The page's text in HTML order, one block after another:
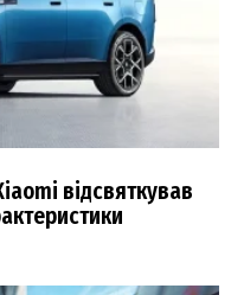
відсвяткував